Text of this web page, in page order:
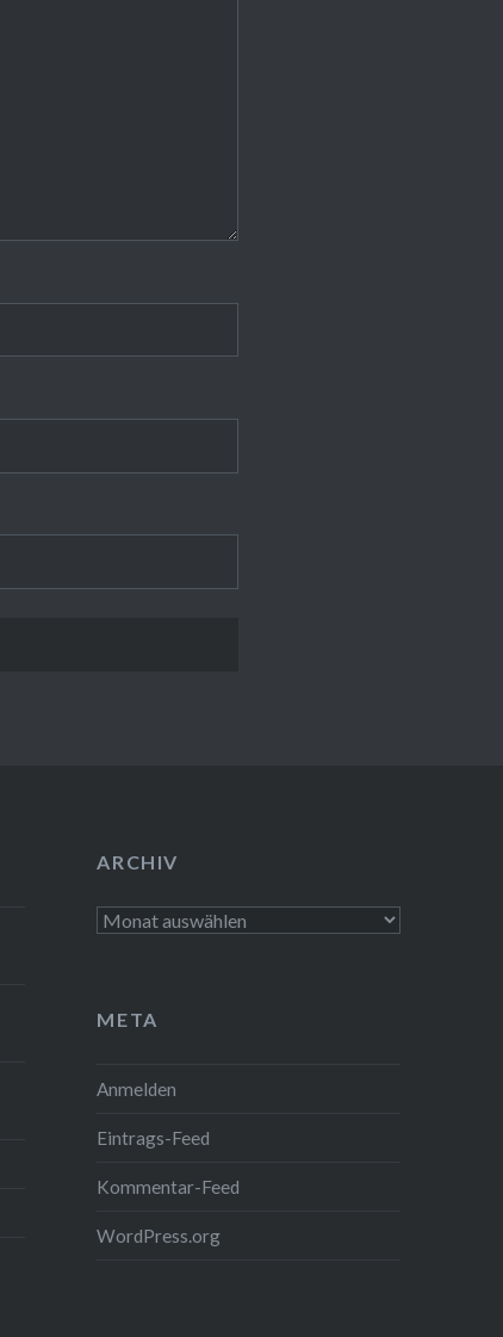
ARCHIV
Archiv
META
Anmelden
Eintrags-Feed
Kommentar-Feed
WordPress.org